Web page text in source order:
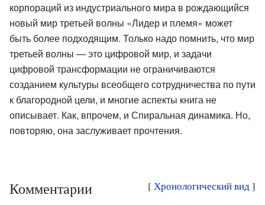
корпораций из индустриального мира в рождающийся
новый мир третьей волны «Лидер и племя» может
быть более подходящим. Только надо помнить, что мир
третьей волны — это цифровой мир, и задачи
цифровой трансформации не ограничиваются
созданием культуры всеобщего сотрудничества по пути
к благородной цели, и многие аспекты книга не
описывает. Как, впрочем, и Спиральная динамика. Но,
повторяю, она заслуживает прочтения.
[ Хронологический вид]
Комментарии